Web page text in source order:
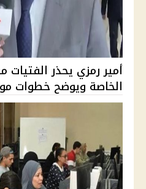
أمير رمزي يحذر الفتيات
الخاصة ويوضح خطوات